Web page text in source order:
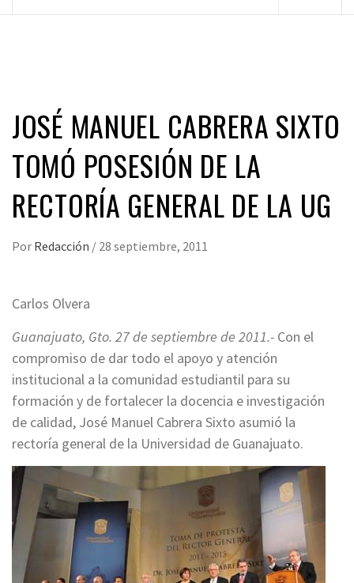
JOSÉ MANUEL CABRERA SIXTO
TOMÓ POSESIÓN DE LA
RECTORÍA GENERAL DE LA UG
Por Redacción / 28 septiembre, 2011
Carlos Olvera
Guanajuato, Gto. 27 de septiembre de 2011.- Con el
compromiso de dar todo el apoyo y atención
institucional a la comunidad estudiantil para su
formación y de fortalecer la docencia e investigación
de calidad, José Manuel Cabrera Sixto asumió la
rectoría general de la Universidad de Guanajuato.